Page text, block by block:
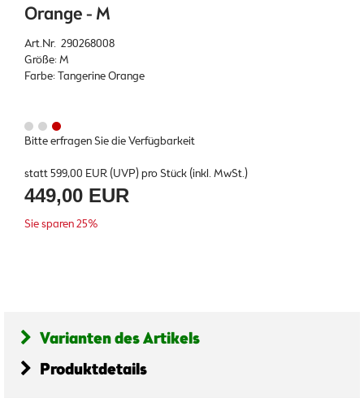
Orange - M
Art.Nr. 290268008
Größe: M
Farbe: Tangerine Orange
Bitte erfragen Sie die Verfügbarkeit
statt599,00 EUR (UVP) pro Stück (inkl. MwSt.)
449,00 EUR
Sie sparen 25%
Varianten des Artikels
Produktdetails